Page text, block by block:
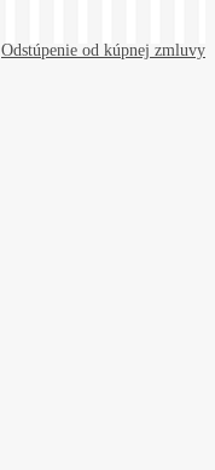
Odstúpenie od kúpnej zmluvy